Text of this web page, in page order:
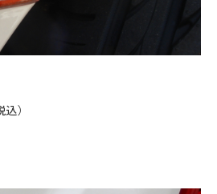
）